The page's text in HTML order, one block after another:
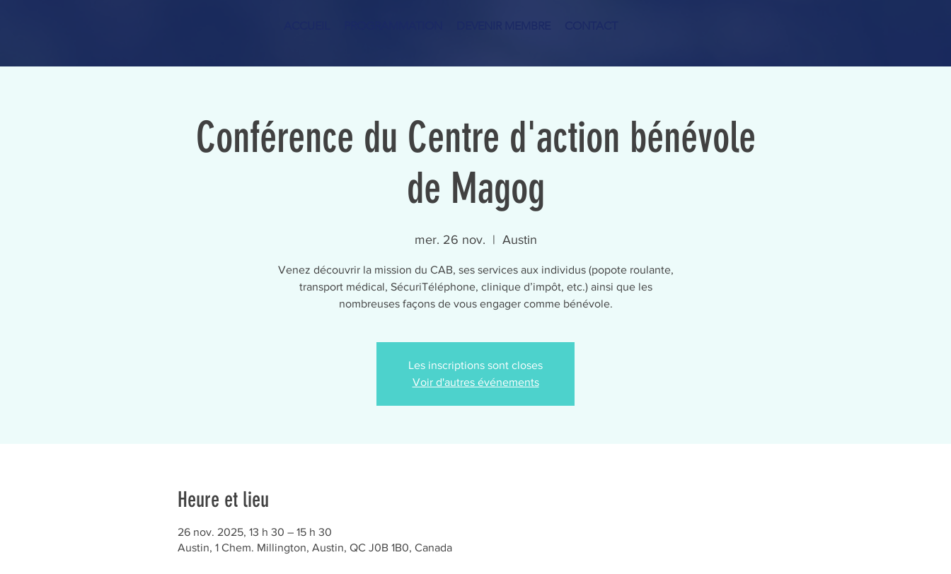
Conférence du Centre d'action bénévole
de Magog
mer. 26 nov.
  |
Austin
Venez découvrir la mission du CAB, ses services aux individus (popote roulante,
transport médical, SécuriTéléphone, clinique d’impôt, etc.) ainsi que les
nombreuses façons de vous engager comme bénévole.
Les inscriptions sont closes
Voir d'autres événements
Heure et lieu
26 nov. 2025, 13 h 30 – 15 h 30
Austin, 1 Chem. Millington, Austin, QC J0B 1B0, Canada